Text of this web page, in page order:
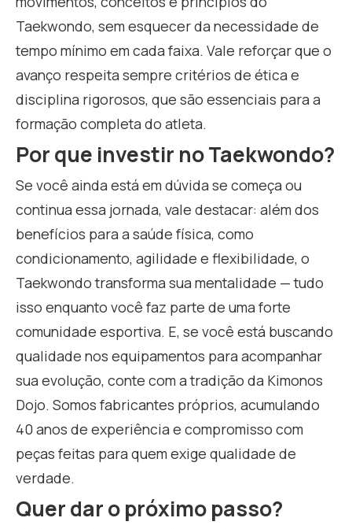
Taekwondo, sem esquecer da necessidade de
tempo mínimo em cada faixa. Vale reforçar que o
avanço respeita sempre critérios de ética e
disciplina rigorosos, que são essenciais para a
formação completa do atleta.
Por que investir no Taekwondo?
Se você ainda está em dúvida se começa ou
continua essa jornada, vale destacar: além dos
benefícios para a saúde física, como
condicionamento, agilidade e flexibilidade, o
Taekwondo transforma sua mentalidade — tudo
isso enquanto você faz parte de uma forte
comunidade esportiva. E, se você está buscando
qualidade nos equipamentos para acompanhar
sua evolução, conte com a tradição da Kimonos
Dojo. Somos fabricantes próprios, acumulando
40 anos de experiência e compromisso com
peças feitas para quem exige qualidade de
verdade.
Quer dar o próximo passo?